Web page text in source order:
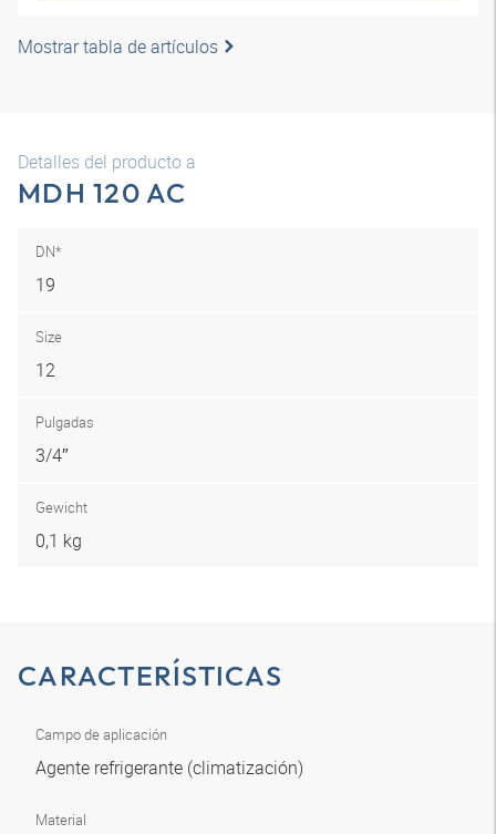
Mostrar tabla de artículos
Detalles del producto a
MDH 120 AC
DN*
19
Size
12
Pulgadas
3/4″
Gewicht
0,1 kg
CARACTERÍSTICAS
Campo de aplicación
Agente refrigerante (climatización)
Material